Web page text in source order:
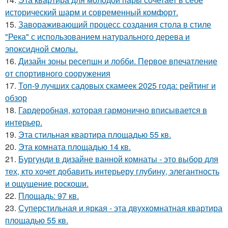
исторический шарм и современный комфорт.
15. Завораживающий процесс создания стола в стиле
"Река" с использованием натурального дерева и
эпоксидной смолы.
16. Дизайн зоны ресепшн и лобби. Первое впечатление
от спортивного сооружения
17. Топ-9 лучших садовых скамеек 2025 года: рейтинг и
обзор
18. Гардеробная, которая гармонично вписывается в
интерьер.
19. Эта стильная квартира площадью 55 кв.
20. Эта комната площадью 14 кв.
21. Бургунди в дизайне ванной комнаты - это выбор для
тех, кто хочет добавить интерьеру глубину, элегантность
и ощущение роскоши.
22. Площадь: 97 кв.
23. Суперстильная и яркая - эта двухкомнатная квартира
площадью 55 кв.